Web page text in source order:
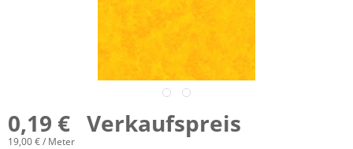
0,19 € Verkaufspreis
19,00 € / Meter